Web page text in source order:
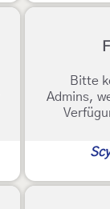
Bitte
Admins,